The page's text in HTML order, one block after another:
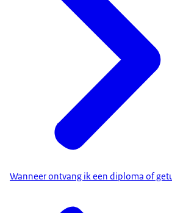
Wanneer ontvang ik een diploma of